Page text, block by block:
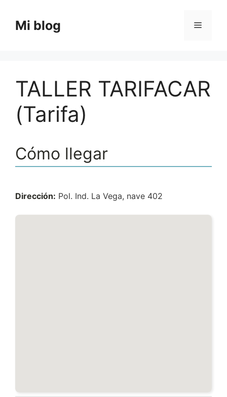
contenido
Mi blog Menú
TALLER TARIFACAR
(Tarifa)
Cómo llegar
Dirección: Pol. Ind. La Vega, nave 402